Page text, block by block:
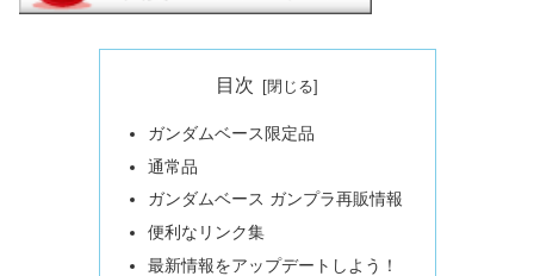
目次
ガンダムベース限定品
通常品
ガンダムベース ガンプラ再販情報
便利なリンク集
最新情報をアップデートしよう！